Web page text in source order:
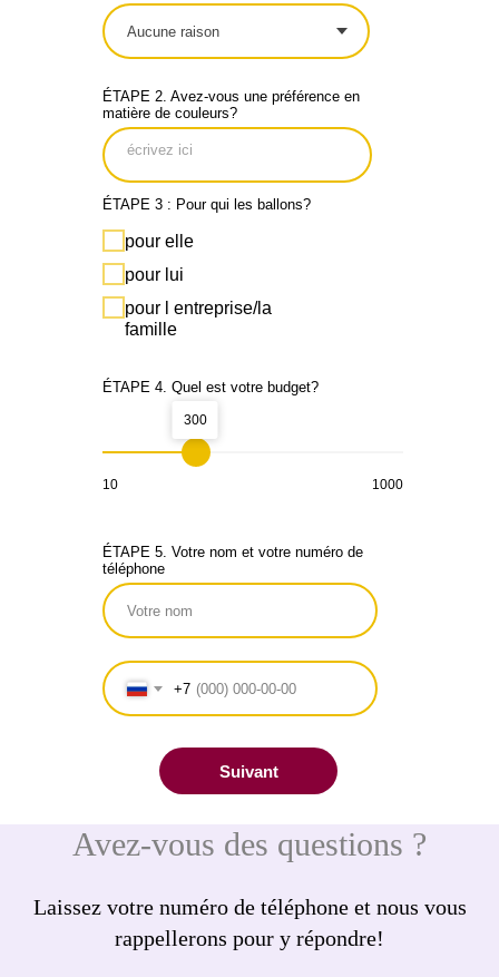
ÉTAPE 2. Avez-vous une préférence en
matière de couleurs?
ÉTAPE 3 : Pour qui les ballons?
pour elle
pour lui
pour l entreprise/la
famille
ÉTAPE 4. Quel est votre budget?
300
10 1000
ÉTAPE 5. Votre nom et votre numéro de
téléphone
+7
Suivant
Avez-vous des questions ?
Laissez votre numéro de téléphone et nous vous
rappellerons pour y répondre!